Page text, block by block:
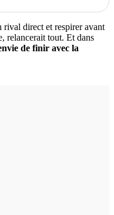
rival direct et respirer avant
relancerait tout. Et dans
de finir avec la